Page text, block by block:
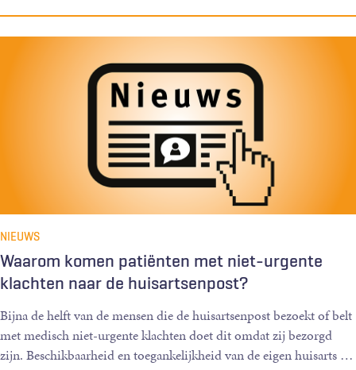
Waarom komen patiënten met niet-urgente
klachten naar de huisartsenpost?
NIEUWS
Bijna de helft van de mensen die de huisartsenpost bezoekt of belt
met medisch niet-urgente klachten doet dit omdat zij bezorgd
zijn. Beschikbaarheid en toegankelijkheid van de eigen huisarts …